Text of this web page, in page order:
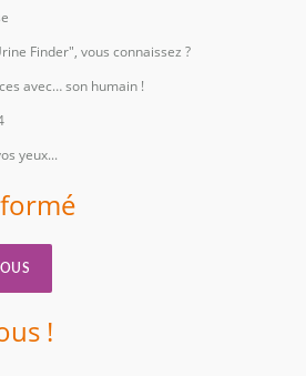
Finder", vous connaissez ?
avec… son humain !
yeux...
!